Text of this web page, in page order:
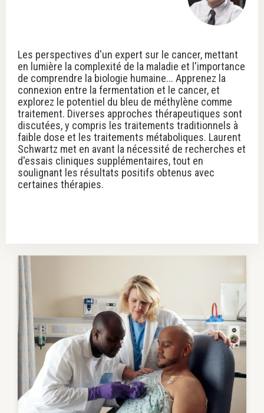
Les perspectives d'un expert sur le cancer, mettant
en lumière la complexité de la maladie et l'importance
de comprendre la biologie humaine... Apprenez la
connexion entre la fermentation et le cancer, et
explorez le potentiel du bleu de méthylène comme
traitement. Diverses approches thérapeutiques sont
discutées, y compris les traitements traditionnels à
faible dose et les traitements métaboliques. Laurent
Schwartz met en avant la nécessité de recherches et
d'essais cliniques supplémentaires, tout en
soulignant les résultats positifs obtenus avec
certaines thérapies.